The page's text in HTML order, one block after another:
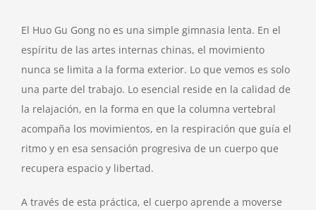
El Huo Gu Gong no es una simple gimnasia lenta. En el
espíritu de las artes internas chinas, el movimiento
nunca se limita a la forma exterior. Lo que vemos es solo
una parte del trabajo. Lo esencial reside en la calidad de
la relajación, en la forma en que la columna vertebral
acompaña los movimientos, en la respiración que guía el
ritmo y en esa sensación progresiva de un cuerpo que
recupera espacio y libertad.
A través de esta práctica, el cuerpo aprende a moverse